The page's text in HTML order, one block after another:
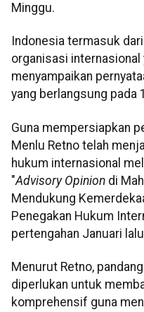
Minggu.
Indonesia termasuk
organisasi
menyampaikan
yang berlangsung pada
Guna mempersiapkan
Menlu Retno telah
hukum internasional
"Advisory Opinion di
Mendukung
Penegakan Hukum
pertengahan Januari
Menurut Retno,
diperlukan untuk
komprehensif guna